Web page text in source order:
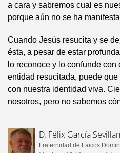
a cara y sabremos cual es
porque aún no se ha
Cuando Jesús resucita y se
ésta, a pesar de estar
lo reconoce y lo confunde
entidad resucitada, puede
con nuestra identidad viva.
nosotros, pero no sabemos
D. Félix García
Fraternidad de Laicos